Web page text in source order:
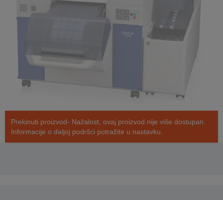
Prekinuti proizvod- Nažalost, ovaj proizvod nije više dostupan.
Informacije o daljoj podršci potražite u nastavku.